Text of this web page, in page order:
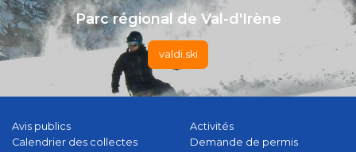
Parc régional de Val-d'Irène
valdi.ski
Avis publics
Calendrier des collectes
Activités
Demande de permis